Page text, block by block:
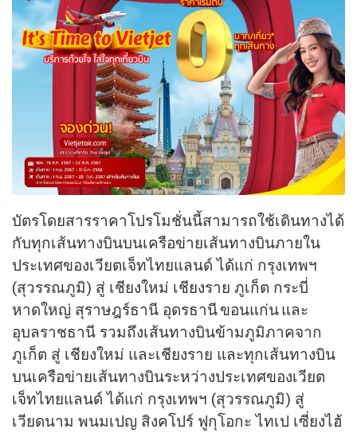
บัตรโดยสารราคาโปรโมชั่นนี้สามารถใช้เดินทางได้
กับทุกเส้นทางบินบนเครือข่ายเส้นทางบินภายใน
ประเทศของเวียตเจ็ทไทยแลนด์ ได้แก่ กรุงเทพฯ
(สุวรรณภูมิ) สู่ เชียงใหม่ เชียงราย ภูเก็ต กระบี่
หาดใหญ่ สุราษฎร์ธานี อุดรธานี ขอนแก่น และ
อุบลราชธานี รวมถึงเส้นทางบินข้ามภูมิภาคจาก
ภูเก็ต สู่ เชียงใหม่ และเชียงราย และทุกเส้นทางบิน
บนเครือข่ายเส้นทางบินระหว่างประเทศของเวียต
เจ็ทไทยแลนด์ ได้แก่ กรุงเทพฯ (สุวรรณภูมิ) สู่
เวียดนาม พนมเปญ สิงคโปร์ ฟูกุโอกะ ไทเป เซี่ยงไฮ้